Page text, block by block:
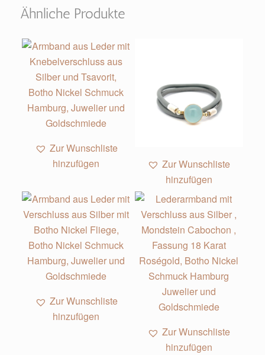
Ähnliche Produkte
Zur Wunschliste
hinzufügen
Zur Wunschliste
hinzufügen
Zur Wunschliste
hinzufügen
Zur Wunschliste
hinzufügen